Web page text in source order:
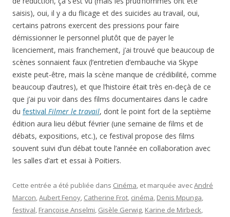
saisis), oui, il y a du flicage et des suicides au travail, oui,
certains patrons exercent des pressions pour faire
démissionner le personnel plutôt que de payer le
licenciement, mais franchement, j’ai trouvé que beaucoup de
scènes sonnaient faux (l’entretien d’embauche via Skype
existe peut-être, mais la scène manque de crédibilité, comme
beaucoup d’autres), et que l’histoire était très en-deçà de ce
que j’ai pu voir dans des films documentaires dans le cadre
du festival Filmer le travail, dont le point fort de la septième
édition aura lieu début février (une semaine de films et de
débats, expositions, etc.), ce festival propose des films
souvent suivi d’un débat toute l’année en collaboration avec
les salles d’art et essai à Poitiers.
Cette entrée a été publiée dans Cinéma, et marquée avecAndré
Marcon,Aubert Fenoy, Catherine Frot, cinéma, Denis Mpunga,
festival, Françoise Anselmi, Gisèle Gerwig, Karine de Mirbeck,